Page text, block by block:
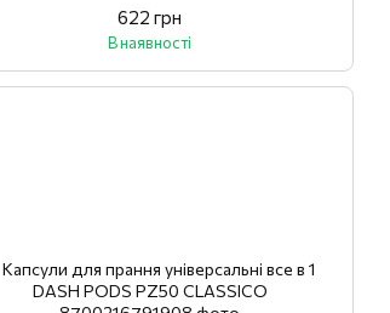
622 грн
В наявності